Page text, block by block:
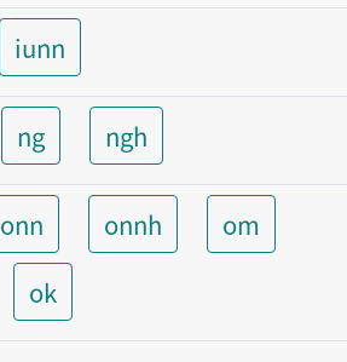
iunn
ng ngh
onn onnh
om
ok